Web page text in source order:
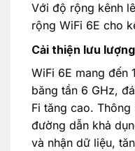
Với độ rộng kênh
rộng WiFi 6E cho
Cải thiện lưu
WiFi 6E mang đến
băng tần 6 GHz,
Fi tăng cao.
đường dẫn khả
và nhận dữ liệu,